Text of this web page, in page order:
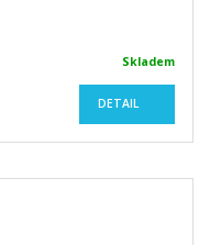
Skladem
DETAIL